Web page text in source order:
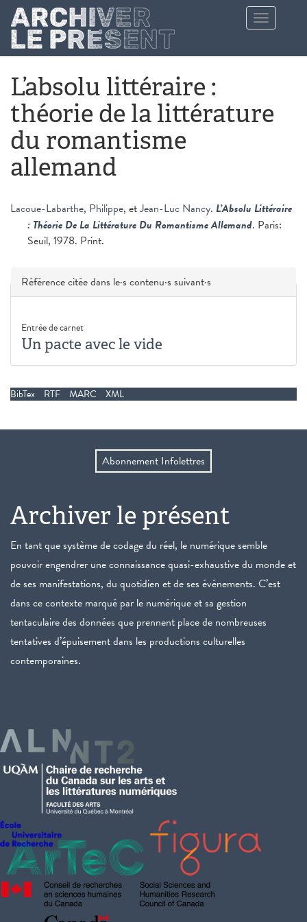
Aller au contenu principal
Toggle
navigation
L’absolu littéraire :
théorie de la littérature
du romantisme
allemand
Lacoue-Labarthe, Philippe, etJean-Luc Nancy. L’Absolu Littéraire
: Théorie De La Littérature Du Romantisme Allemand. Paris:
Seuil, 1978. Print.
Masquer
Référence citée dans le·s contenu·s suivant·s
Entrée de carnet
Un pacte avec le vide
BibTex RTF MARC XML
Abonnement Infolettres
Archiver le présent
En tant que système de codage du réel, le numérique semble
pouvoir engendrer une connaissance quasi-exhaustive du monde et
de ses manifestations, du quotidien et de ses événements. C’est
dans ce contexte marqué par le numérique et sa gestion
tentaculaire des données que prennent place de nombreuses
tentatives d’épuisement dans les productions culturelles
contemporaines.